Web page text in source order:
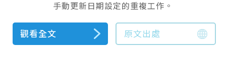
手動更新日期設定的重複工作。
觀看全文 原文出處